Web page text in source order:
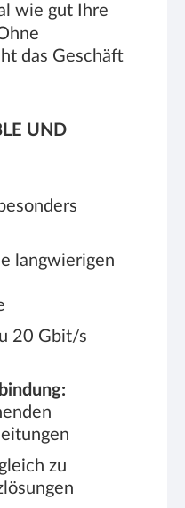
wie gut Ihre
das Geschäft
UND
langwierigen
20 Gbit/s
zu